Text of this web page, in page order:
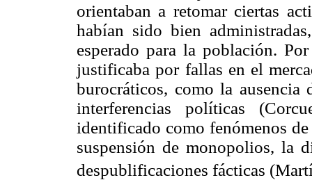
orientaban a retomar ciertas
habían sido bien
esperado para la población.
justificaba por fallas en el
burocráticos, como la
interferencias políticas
identificado como fenómenos
suspensión de monopolios, la
despublificaciones fácticas